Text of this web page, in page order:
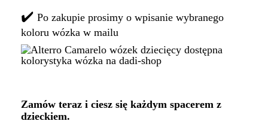
✔️ Po zakupie prosimy o wpisanie wybranego
koloru wózka w mailu
Zamów teraz i ciesz się każdym spacerem z
dzieckiem.